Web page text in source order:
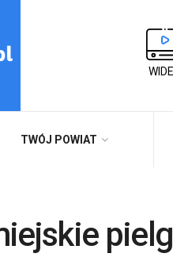
TWÓJ POWIAT